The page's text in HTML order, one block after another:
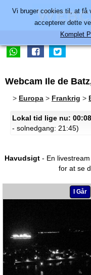
Webcam Ile de
> Europa > Frankrig >
Lokal tid lige nu: 00:08
- solnedgang: 21:45)
Havudsigt- En livestream
for at se
I Går
Vi bruger cookies til, at få
accepterer dette
Komplet